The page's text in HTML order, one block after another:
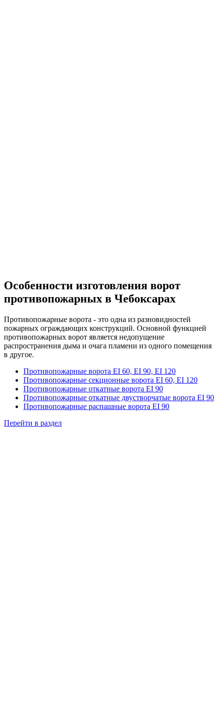
Особенности изготовления ворот
противопожарных в Чебоксарах
Противопожарные ворота - это одна из разновидностей
пожарных ограждающих конструкций. Основной функцией
противопожарных ворот является недопущение
распространения дыма и очага пламени из одного помещения
в другое.
Противопожарные ворота EI 60, EI 90, EI 120
Противопожарные секционные ворота EI 60, EI 120
Противопожарные откатные ворота EI 90
Противопожарные откатные двустворчатые ворота EI 90
Противопожарные распашные ворота EI 90
Перейти в раздел